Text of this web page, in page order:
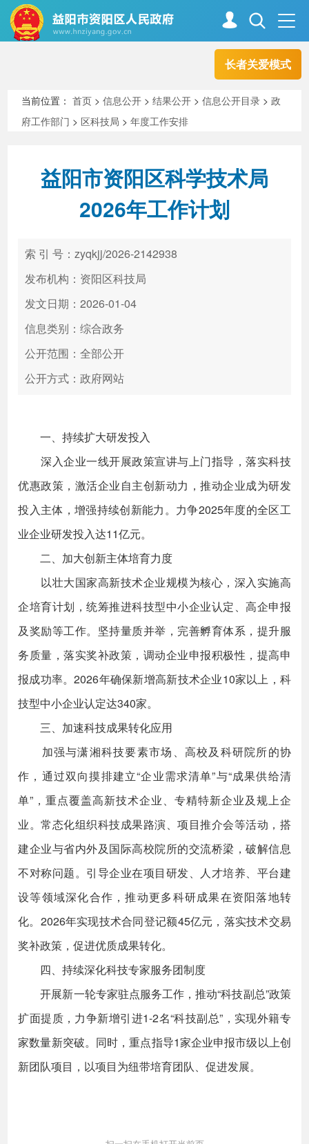
长者关爱模式
走进资阳
新闻中心 解读回应
政务服务
高效办成一件事
当前位置：首页 >信息公开 >结果公开 >信息公开目录 >政
府工作部门 > 区科技局 >年度工作安排
益阳市资阳区科学技术局
2026年工作计划
索 引 号：zyqkjj/2026-2142938
发布机构：资阳区科技局
发文日期：2026-01-04
信息类别：综合政务
公开范围：全部公开
公开方式：政府网站
一、持续扩大研发投入
深入企业一线开展政策宣讲与上门指导，落实科技
优惠政策，激活企业自主创新动力，推动企业成为研发
投入主体，增强持续创新能力。力争2025年度的全区工
业企业研发投入达11亿元。
二、加大创新主体培育力度
以壮大国家高新技术企业规模为核心，深入实施高
企培育计划，统筹推进科技型中小企业认定、高企申报
及奖励等工作。坚持量质并举，完善孵育体系，提升服
务质量，落实奖补政策，调动企业申报积极性，提高申
报成功率。2026年确保新增高新技术企业10家以上，科
技型中小企业认定达340家。
三、加速科技成果转化应用
加强与潇湘科技要素市场、高校及科研院所的协
作，通过双向摸排建立“企业需求清单”与“成果供给清
单”，重点覆盖高新技术企业、专精特新企业及规上企
业。常态化组织科技成果路演、项目推介会等活动，搭
建企业与省内外及国际高校院所的交流桥梁，破解信息
不对称问题。引导企业在项目研发、人才培养、平台建
设等领域深化合作，推动更多科研成果在资阳落地转
化。2026年实现技术合同登记额45亿元，落实技术交易
奖补政策，促进优质成果转化。
四、持续深化科技专家服务团制度
开展新一轮专家驻点服务工作，推动“科技副总”政策
扩面提质，力争新增引进1-2名“科技副总”，实现外籍专
家数量新突破。同时，重点指导1家企业申报市级以上创
新团队项目，以项目为纽带培育团队、促进发展。